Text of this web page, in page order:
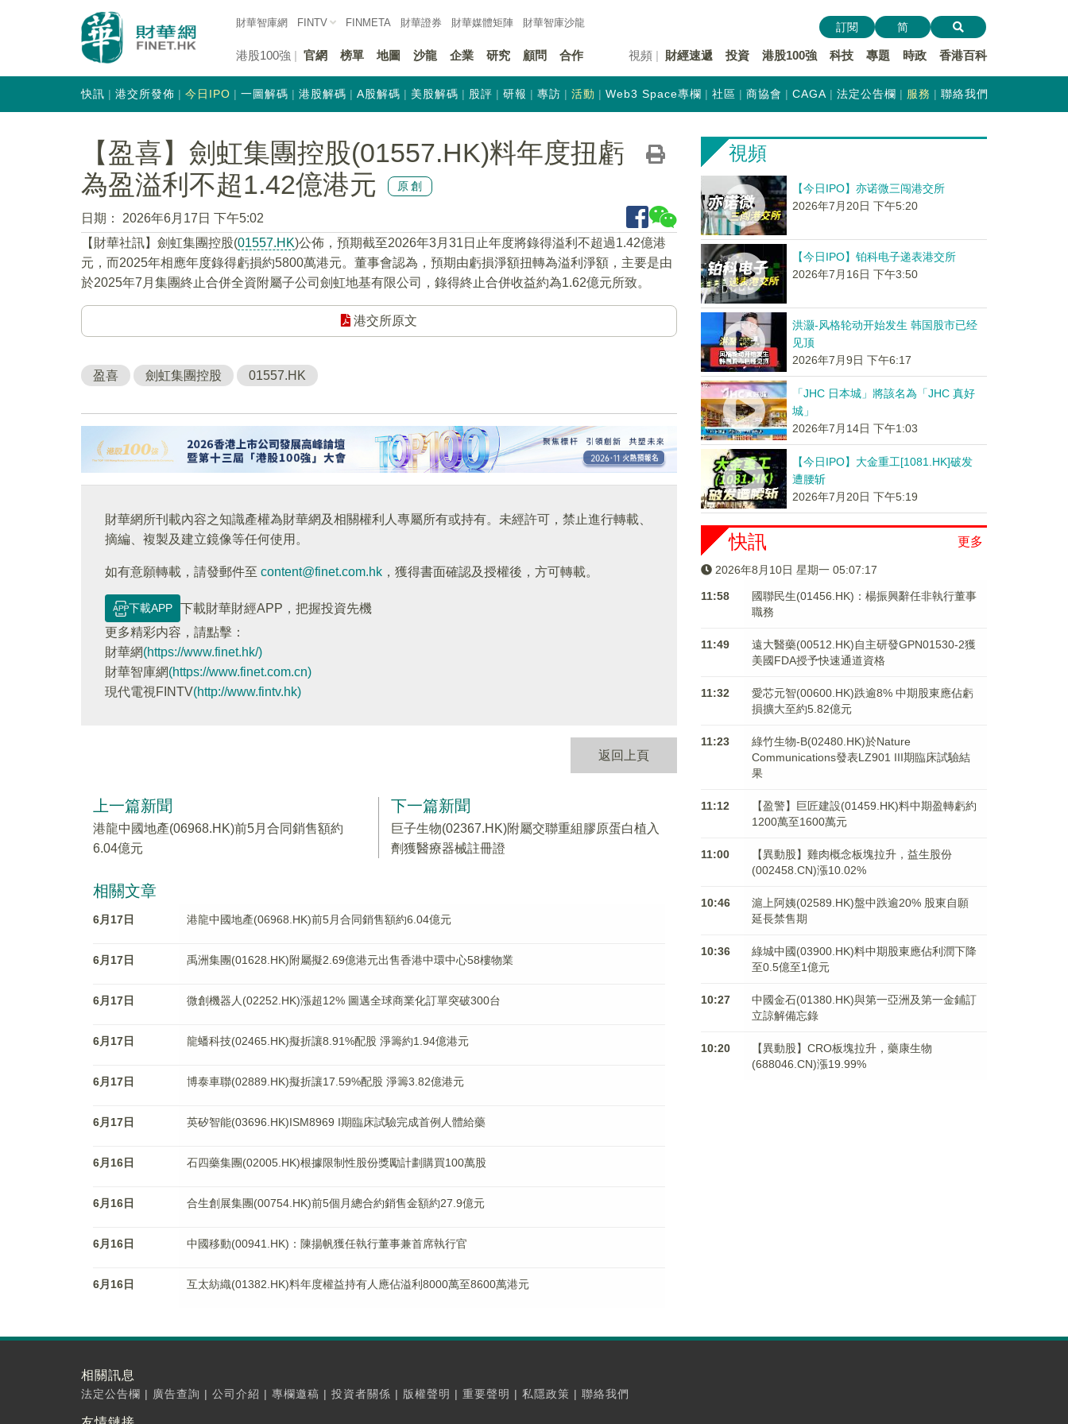
財華智庫網 FINTV FINMETA 財華證券 財華媒體矩陣 財華智庫沙龍
港股100強 官網 榜單 地圖 沙龍 企業 研究 顧問 合作 視頻 財經速遞 投資 港股100強 科技 專題 時政 香港百科
訂閱 简
快訊 港交所發佈 今日IPO 一圖解碼 港股解碼 A股解碼 美股解碼 股評 研報 專訪 活動 Web3 Space專欄 社區 商協會 CAGA 法定公告欄 服務 聯絡我們
【盈喜】劍虹集團控股(01557.HK)料年度扭虧
為盈溢利不超1.42億港元
原創
日期：
2026年6月17日 下午5:02
​【財華社訊】劍虹集團控股(01557.HK)公佈，預期截至2026年3月31日止年度將錄得溢利不超過1.42億港
元，而2025年相應年度錄得虧損約5800萬港元。董事會認為，預期由虧損淨額扭轉為溢利淨額，主要是由
於2025年7月集團終止合併全資附屬子公司劍虹地基有限公司，錄得終止合併收益約為1.62億元所致。
港交所原文
盈喜 劍虹集團控股 01557.HK
財華網所刊載內容之知識產權為財華網及相關權利人專屬所有或持有。未經許可，禁止進行轉載、
摘編、複製及建立鏡像等任何使用。
如有意願轉載，請發郵件至 content@finet.com.hk ，獲得書面確認及授權後，方可轉載。
下載APP
下載財華財經APP，把握投資先機
更多精彩内容，請點擊：
財華網(https://www.finet.hk/)
財華智庫網(https://www.finet.com.cn)
現代電視FINTV(http://www.fintv.hk)
返回上頁
上一篇新聞
港龍中國地產(06968.HK)前5月合同銷售額約
6.04億元
下一篇新聞
巨子生物(02367.HK)附屬交聯重組膠原蛋白植入
劑獲醫療器械註冊證
相關文章
6月17日 港龍中國地產(06968.HK)前5月合同銷售額約6.04億元
6月17日 禹洲集團(01628.HK)附屬擬2.69億港元出售香港中環中心58樓物業
6月17日 微創機器人(02252.HK)漲超12% 圖邁全球商業化訂單突破300台
6月17日 龍蟠科技(02465.HK)擬折讓8.91%配股 淨籌約1.94億港元
6月17日 博泰車聯(02889.HK)擬折讓17.59%配股 淨籌3.82億港元
6月17日 英矽智能(03696.HK)ISM8969 I期臨床試驗完成首例人體給藥
6月16日 石四藥集團(02005.HK)根據限制性股份獎勵計劃購買100萬股
6月16日 合生創展集團(00754.HK)前5個月總合約銷售金額約27.9億元
6月16日 中國移動(00941.HK)：陳揚帆獲任執行董事兼首席執行官
6月16日 互太紡織(01382.HK)料年度權益持有人應佔溢利8000萬至8600萬港元
視頻
【今日IPO】亦诺微三闯港交所
2026年7月20日 下午5:20
【今日IPO】铂科电子递表港交所
2026年7月16日 下午3:50
洪灏-风格轮动开始发生 韩国股市已经
见顶
2026年7月9日 下午6:17
「JHC 日本城」將該名為「JHC 真好
城」
2026年7月14日 下午1:03
【今日IPO】大金重工[1081.HK]破发
遭腰斩
2026年7月20日 下午5:19
更多
快訊
2026年8月10日 星期一 05:07:17
11:58
國聯民生(01456.HK)：楊振興辭任非執行董事
職務
11:49
遠大醫藥(00512.HK)自主研發GPN01530-2獲
美國FDA授予快速通道資格
11:32
愛芯元智(00600.HK)跌逾8% 中期股東應佔虧
損擴大至約5.82億元
11:23
綠竹生物-B(02480.HK)於Nature
Communications發表LZ901 III期臨床試驗結
果
11:12
【盈警】巨匠建設(01459.HK)料中期盈轉虧約
1200萬至1600萬元
11:00
【異動股】雞肉概念板塊拉升，益生股份
(002458.CN)漲10.02%
10:46
滬上阿姨(02589.HK)盤中跌逾20% 股東自願
延長禁售期
10:36
綠城中國(03900.HK)料中期股東應佔利潤下降
至0.5億至1億元
10:27
中國金石(01380.HK)與第一亞洲及第一金鋪訂
立諒解備忘錄
10:20
【異動股】CRO板塊拉升，藥康生物
(688046.CN)漲19.99%
相關訊息
法定公告欄 | 廣告查詢 | 公司介紹 | 專欄邀稿 | 投資者關係 | 版權聲明 | 重要聲明 | 私隱政策 | 聯絡我們